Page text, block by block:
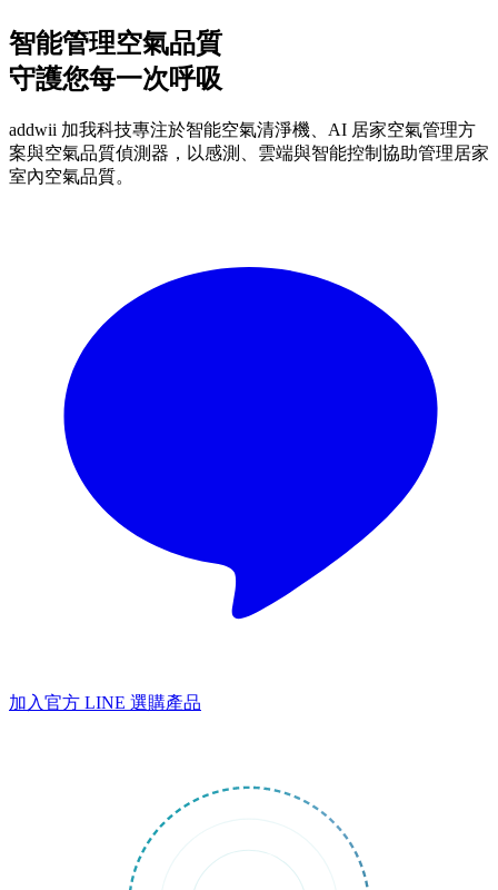
智能管理空氣品質
守護您每一次呼吸
addwii 加我科技專注於智能空氣清淨機、AI 居家空氣管理方
案與空氣品質偵測器，以感測、雲端與智能控制協助管理居家
室內空氣品質。
加入官方 LINE 選購產品